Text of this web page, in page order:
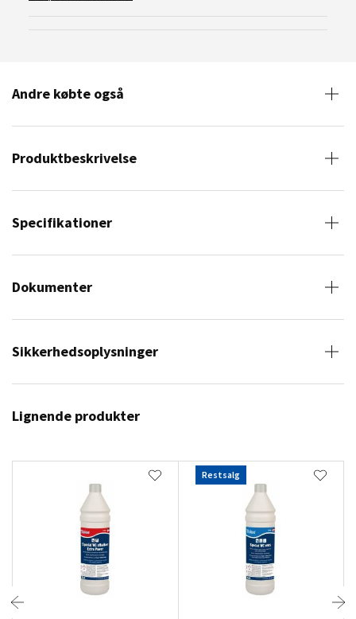
Andre købte også
Produktbeskrivelse
Specifikationer
Dokumenter
Sikkerhedsoplysninger
Lignende produkter
Restsalg